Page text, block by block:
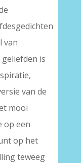
van
is
van de
mooi
op een
op het
teweeg